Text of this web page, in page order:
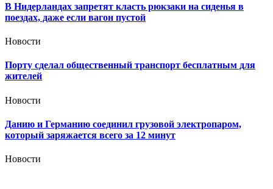
В Нидерландах запретят класть рюкзаки на сиденья в
поездах, даже если вагон пустой
Новости
Порту сделал общественный транспорт бесплатным для
жителей
Новости
Данию и Германию соединил грузовой электропаром,
который заряжается всего за 12 минут
Новости